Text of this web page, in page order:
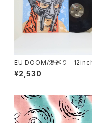
EU DOOM/湯巡り
¥2,530